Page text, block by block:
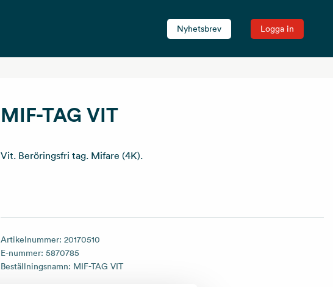
Nyhetsbrev Logga in
MIF-TAG VIT
Vit. Beröringsfri tag. Mifare (4K).
Artikelnummer: 20170510
E-nummer: 5870785
Beställningsnamn: MIF-TAG VIT